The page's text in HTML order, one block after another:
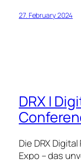
27. February 2024
DRX |
Die DRX
Expo – das